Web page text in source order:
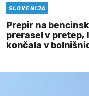
SLOVENIJA
Prepir na
prerasel v pretep,
končala v